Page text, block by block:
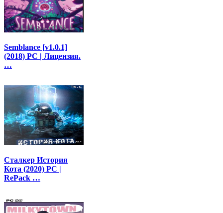
Semblance [v1.0.1]
(2018) PC | Лицензия.
…
Сталкер История
Кота (2020) PC |
RePack …